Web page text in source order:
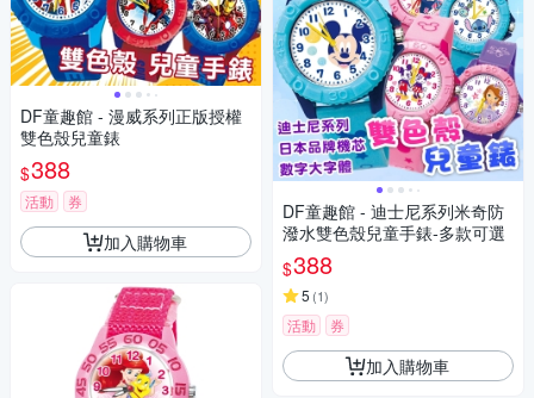
DF童趣館 - 漫威系列正版授權
雙色殼兒童錶
$388
活動 券
加入購物車
DF童趣館 - 迪士尼系列米奇防
潑水雙色殼兒童手錶-多款可選
$388
5 (1)
活動 券
加入購物車